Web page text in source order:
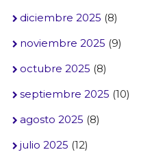
diciembre 2025 (8)
noviembre 2025 (9)
octubre 2025 (8)
septiembre 2025 (10)
agosto 2025 (8)
julio 2025 (12)